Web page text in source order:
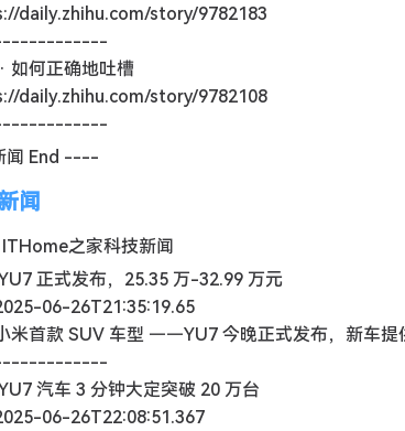
daily.zhihu.com/story/9782183
如何正确地吐槽
daily.zhihu.com/story/9782108
闻 End ----
闻
之家科技新闻
正式发布，25.35 万-32.99 万元
06-26T21:35:19.65
米首款 SUV 车型 ——YU7 今晚正式发布，新车
汽车 3 分钟大定突破 20 万台
06-26T22:08:51.367